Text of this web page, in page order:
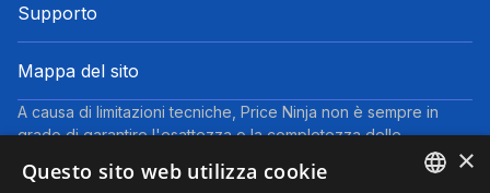
Supporto
Mappa del sito
A causa di limitazioni tecniche, Price Ninja non è sempre in
grado di garantire l'esattezza o la completezza delle
informazioni fornite dai negozi. Pertanto, a causa della natura
delle attività di Price Ninja, in caso di divergenze tra le
×
Questo sito web utilizza cookie